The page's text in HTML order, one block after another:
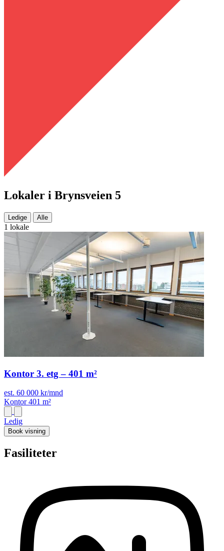
Lokaler i Brynsveien 5
Ledige Alle
1 lokale
Kontor 3. etg – 401 m²
est. 60 000 kr/mnd
Kontor 401 m²
Ledig
Book visning
Fasiliteter